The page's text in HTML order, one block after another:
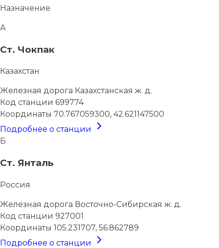
Назначение
А
Ст. Чокпак
Казахстан
Железная дорога Казахстанская ж. д.
Код станции 699774
Координаты 70.767059300, 42.621147500
Подробнее о станции
Б
Ст. Янталь
Россия
Железная дорога Восточно-Сибирская ж. д.
Код станции 927001
Координаты 105.231707, 56.862789
Подробнее о станции